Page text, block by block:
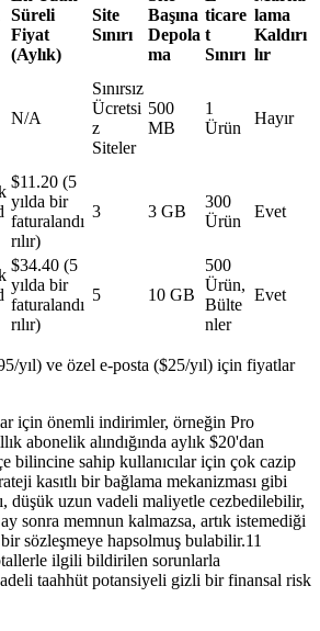
Süreli
Fiyat
(Aylık)
Site
Sınırı
Başına
Depola
ma
ticare
t
Sınırı
lama
Kaldırı
lır
N/A
Sınırsız
Ücretsi
z
Siteler
500
MB
1
Ürün
Hayır
$11.20 (5
yılda bir
faturalandı
rılır)
3 3 GB
300
Ürün
Evet
$34.40 (5
yılda bir
faturalandı
rılır)
5 10 GB
500
Ürün,
Bülte
nler
Evet
yıl) ve özel e-posta ($25/yıl) için fiyatlar
için önemli indirimler, örneğin Pro
abonelik alındığında aylık $20'dan
bilincine sahip kullanıcılar için çok cazip
kasıtlı bir bağlama mekanizması gibi
düşük uzun vadeli maliyetle cezbedilebilir,
sonra memnun kalmazsa, artık istemediği
sözleşmeye hapsolmuş bulabilir.11
ilgili bildirilen sorunlarla
taahhüt potansiyeli gizli bir finansal risk